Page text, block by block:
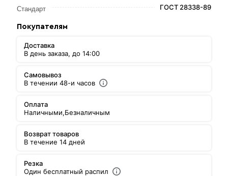
Стандарт ГОСТ 28338-89
Покупателям
Доставка
В день заказа, до 14:00
Самовывоз
В течении 48-и часов
Оплата
Наличными,Безналичным
Возврат товаров
В течение 14 дней
Резка
Один бесплатный распил